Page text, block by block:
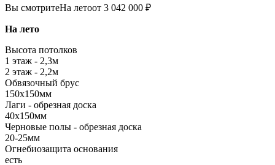
Вы смотритеНа летоот 3 042 000 ₽
На лето
Высота потолков
1 этаж - 2,3м
2 этаж - 2,2м
Обвязочный брус
150х150мм
Лаги - обрезная доска
40х150мм
Черновые полы - обрезная доска
20-25мм
Огнебиозащита основания
есть